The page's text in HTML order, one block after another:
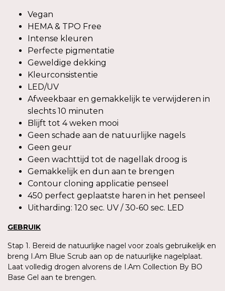
Vegan
HEMA & TPO Free
Intense kleuren
Perfecte pigmentatie
Geweldige dekking
Kleurconsistentie
LED/UV
Afweekbaar en gemakkelijk te verwijderen in
slechts 10 minuten
Blijft tot 4 weken mooi
Geen schade aan de natuurlijke nagels
Geen geur
Geen wachttijd tot de nagellak droog is
Gemakkelijk en dun aan te brengen
Contour cloning applicatie penseel
450 perfect geplaatste haren in het penseel
Uitharding: 120 sec. UV / 30-60 sec. LED
GEBRUIK
Stap 1. Bereid de natuurlijke nagel voor zoals gebruikelijk en
breng I.Am Blue Scrub aan op de natuurlijke nagelplaat.
Laat volledig drogen alvorens de I.Am Collection By BO
Base Gel aan te brengen.